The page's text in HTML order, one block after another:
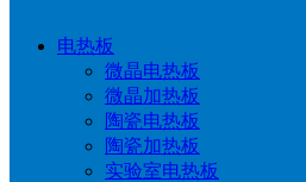
电热板
微晶电热板
微晶加热板
陶瓷电热板
陶瓷加热板
实验室电热板